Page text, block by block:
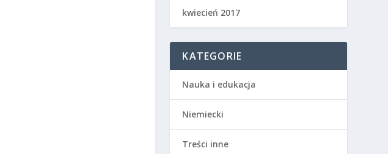
kwiecień 2017
KATEGORIE
Nauka i edukacja
Niemiecki
Treści inne